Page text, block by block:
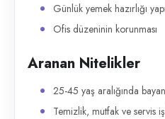
Günlük yemek hazırlığı
Ofis düzeninin korunması
Aranan Nitelikler
25-45 yaş aralığında bayan
Temizlik, mutfak ve servis